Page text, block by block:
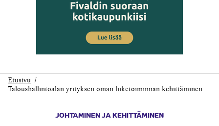
Etusivu
Taloushallintoalan yrityksen oman liiketoiminnan kehittäminen
JOHTAMINEN JA KEHITTÄMINEN